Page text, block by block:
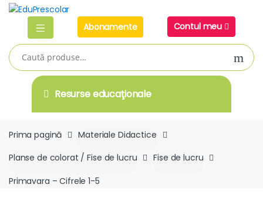
Skip
navigation
Skip
Abonamente
Contul meu
Caută
după:
Resurse educaţionale
Prima pagină
Materiale Didactice
Planse de colorat / Fise de lucru
Fise de lucru
Primavara – Cifrele 1-5